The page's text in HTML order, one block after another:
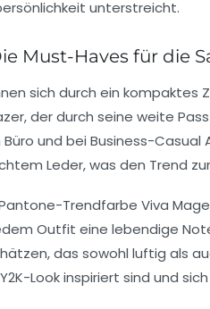
Must-Haves für die
sich durch ein kompaktes
, der durch seine weite
Büro und bei Business-Casual
Leder, was den Trend
Trendfarbe Viva
Outfit eine lebendige
das sowohl luftig als
Look inspiriert sind und